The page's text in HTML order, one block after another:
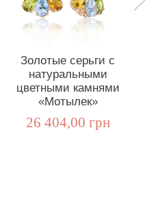
Золотые серьги с
натуральными
цветными камнями
«Мотылек»
26 404,00 грн